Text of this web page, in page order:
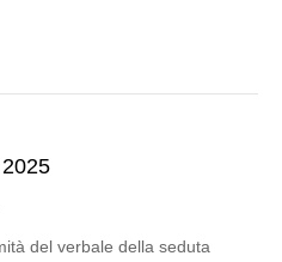
del verbale della seduta